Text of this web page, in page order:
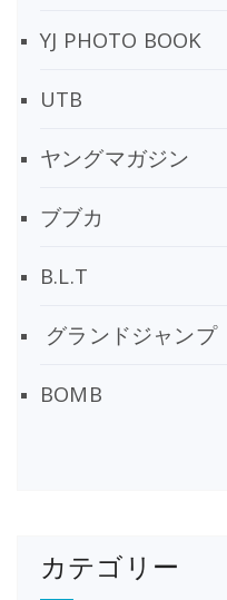
YJ PHOTO BOOK
UTB
ヤングマガジン
ブブカ
B.L.T
グランドジャンプ
BOMB
カテゴリー